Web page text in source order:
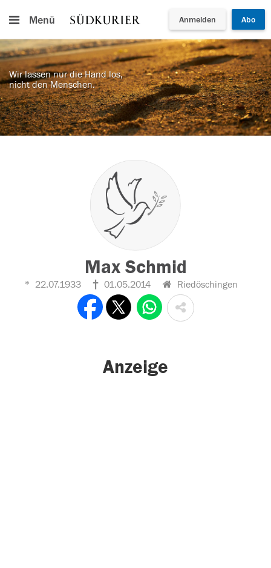
Menü Anmelden Abo
Wir lassen nur die Hand los,
nicht den Menschen.
Max Schmid
22.07.1933 01.05.2014 Riedöschingen
Anzeige